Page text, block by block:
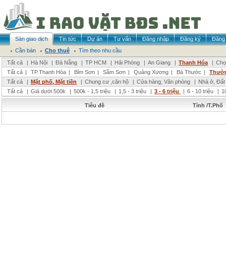
Sàn giao dịch Tin tức Dự án Tư vấn Đăng nhập Đăng ký
Đăng
Cần bán
Cho thuê
Tìm theo nhu cầu
Tất cả
| Hà Nội | Đà Nẵng | TP HCM | Hải Phòng | An Giang | Thanh Hóa |
Tất cả | TP.Thanh Hóa | Bỉm Sơn | Sầm Sơn | Quảng Xương | Bá Thước |
Tất cả
| Mặt phố, Mặt tiền | Chung cư ,căn hộ | Cửa hàng, Văn phòng | Nhà ở,
Tất cả
| Giá dưới 500k | 500k - 1,5 triệu | 1,5 - 3 triệu | 3 - 6 triệu | 6 - 10 triệu |
Tiêu đề Tỉnh /T.Phố